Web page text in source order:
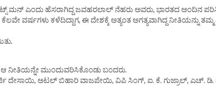
ಮನ್ ಎಂದು ಹೆಸರಾಗಿದ್ದ ಜವಹರಲಾಲ್ ನೆಹರು ಅವರು, ಭಾರತದ ಅಂದಿನ
ವರ್ಷಗಳು ಕಳೆದಿದ್ದಾಗ, ಈ ದೇಶಕ್ಕೆ ಅತ್ಯಂತ ಅಗತ್ಯವಾಗಿದ್ದ ನೀತಿಯನ್ನು
ಮುಂದುವರಿಸಿಕೊಂಡು ಬಂದರು.
ದೇಸಾಯಿ, ಅಟಲ್ ಬಿಹಾರಿ ವಾಜಪೇಯಿ, ವಿಪಿ ಸಿಂಗ್, ಐ. ಕೆ. ಗುಜ್ರಾಲ್,